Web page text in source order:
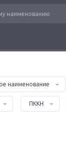
наименование
ПККН